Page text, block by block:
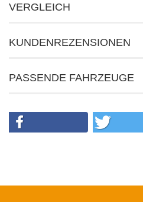
VERGLEICH
KUNDENREZENSIONEN
PASSENDE FAHRZEUGE